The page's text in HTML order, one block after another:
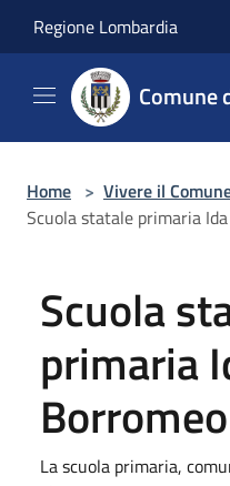
Regione Lombardia
Comune
Home > Vivere il
Scuola statale primaria
Scuola
primaria
Borromeo
La scuola primaria,